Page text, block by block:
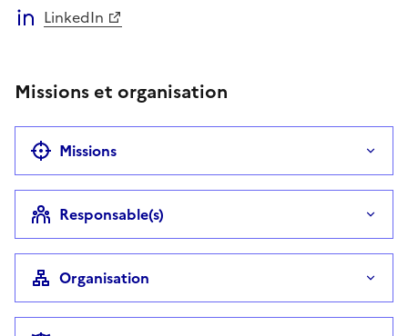
LinkedIn
Missions et organisation
Missions
Responsable(s)
Organisation